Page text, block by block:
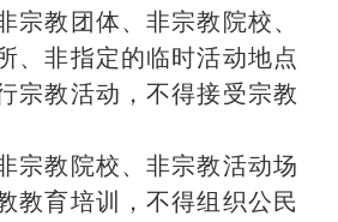
教团体、非宗教院校、
、非指定的临时活动地点
宗教活动，不得接受宗教
宗教院校、非宗教活动场
教育培训，不得组织公民